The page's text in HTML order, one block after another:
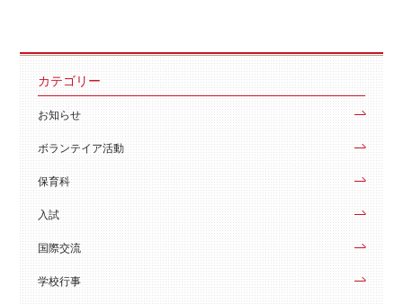
カテゴリー
お知らせ
ボランテイア活動
保育科
入試
国際交流
学校行事